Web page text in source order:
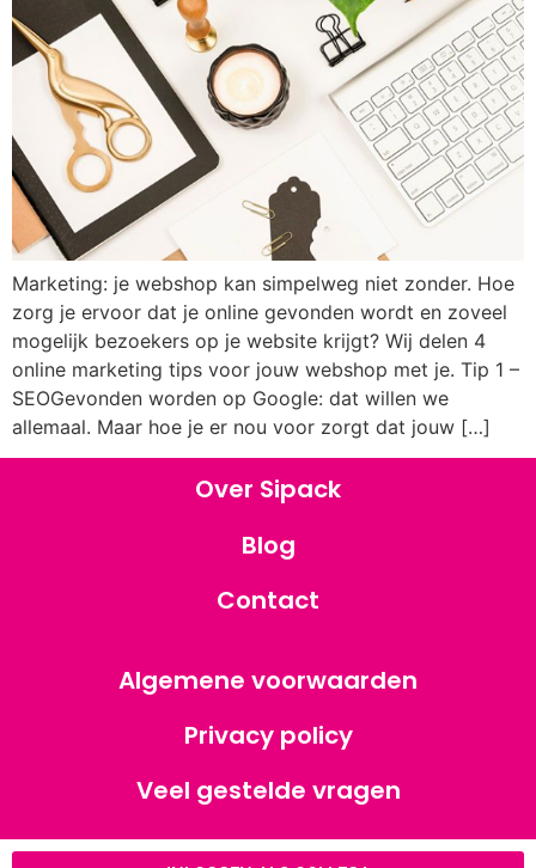
Marketing: je webshop kan simpelweg niet zonder. Hoe
zorg je ervoor dat je online gevonden wordt en zoveel
mogelijk bezoekers op je website krijgt? Wij delen 4
online marketing tips voor jouw webshop met je. Tip 1 –
SEOGevonden worden op Google: dat willen we
allemaal. Maar hoe je er nou voor zorgt dat jouw […]
Over Sipack
Blog
Contact
Algemene voorwaarden
Privacy policy
Veel gestelde vragen